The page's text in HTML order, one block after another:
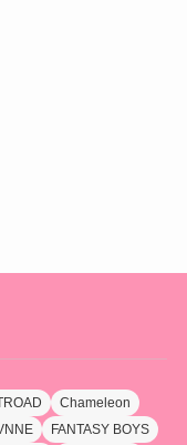
Chameleon
FANTASY BOYS